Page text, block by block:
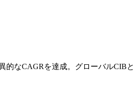
なCAGRを達成。グローバルCIB